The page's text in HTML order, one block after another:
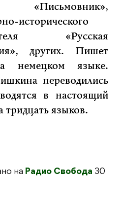
«Письмовник»,
исторического
«Русская
других. Пишет
немецком языке.
переводились
в настоящий
тридцать языков.
на Радио Свобода 30